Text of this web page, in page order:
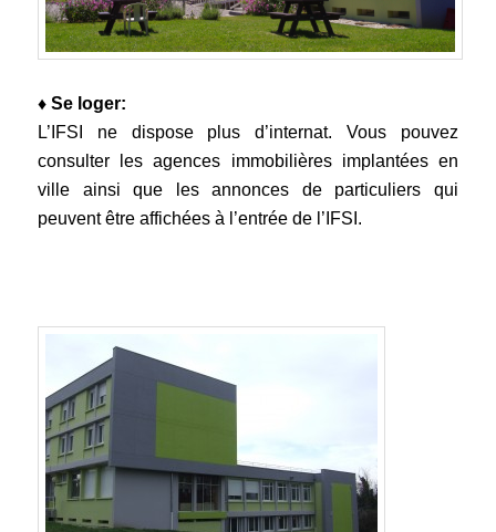
♦ Se loger:
L’IFSI ne dispose plus d’internat. Vous pouvez
consulter les agences immobilières implantées en
ville ainsi que les annonces de particuliers qui
peuvent être affichées à l’entrée de l’IFSI.